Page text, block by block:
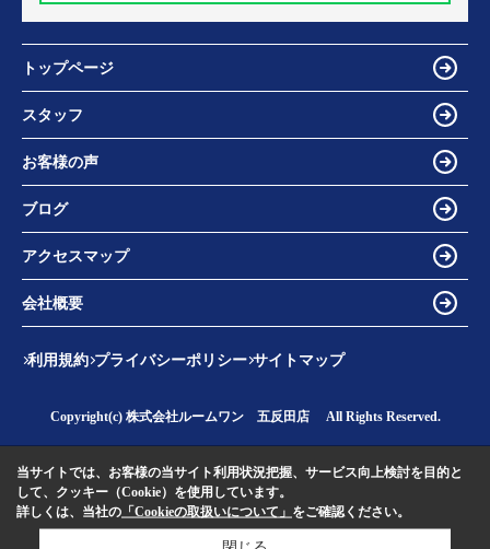
トップページ
スタッフ
お客様の声
ブログ
アクセスマップ
会社概要
利用規約 プライバシーポリシー サイトマップ
Copyright(c) 株式会社ルームワン 五反田店 All Rights Reserved.
当サイトでは、お客様の当サイト利用状況把握、サービス向上検討を目的と
して、クッキー（Cookie）を使用しています。
詳しくは、当社の 「Cookieの取扱いについて」 をご確認ください。